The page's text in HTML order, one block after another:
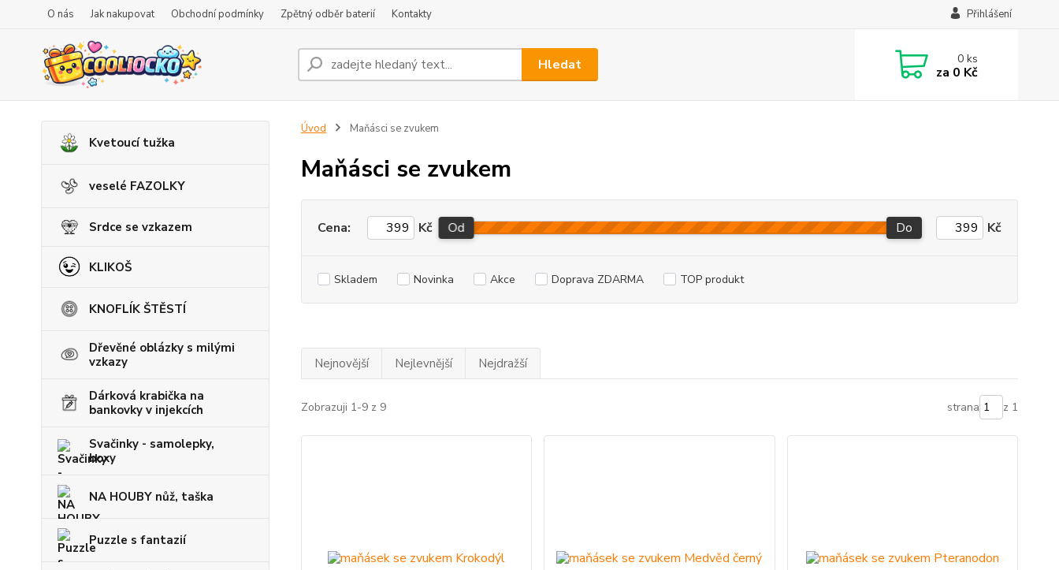
O nás Jak nakupovat Obchodní podmínky Zpětný odběr baterií Kontakty Přihlášení
Hledat 0ks
za 0 Kč
Kvetoucí tužka
veselé FAZOLKY
Srdce se vzkazem
KLIKOŠ
KNOFLÍK ŠTĚSTÍ
Dřevěné oblázky s milými
vzkazy
Dárková krabička na
bankovky v injekcích
Svačinky - samolepky,
boxy
NA HOUBY nůž, taška
Puzzle s fantazií
Úvod Maňásci se zvukem
Maňásci se zvukem
Cena: Kč Od Do Kč
Skladem Novinka Akce Doprava ZDARMA TOP produkt
Nejnovější Nejlevnější Nejdražší
Zobrazuji 1-9 z 9 strana z 1